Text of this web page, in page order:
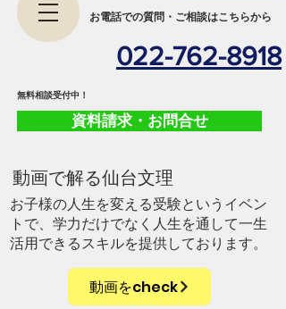
022-762-8918
資料請求・お問合せ
​お電話での質問・ご相談はこちらから
​無料相談受付中！
​動画で解る仙台文理
お子様の人生を変える受験というイベン
トで、学力だけでなく人生を通して一生
活用できるスキルを提供しております。
動画をcheck